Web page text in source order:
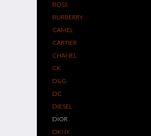
BOSS
BURBERRY
CAMEL
CARTIER
CHANEL
CK
D&G
DC
DIESEL
DIOR
DKNY